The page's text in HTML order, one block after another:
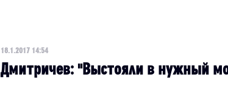
18.1.2017 14:54
Дмитричев: "Выстояли в нужный